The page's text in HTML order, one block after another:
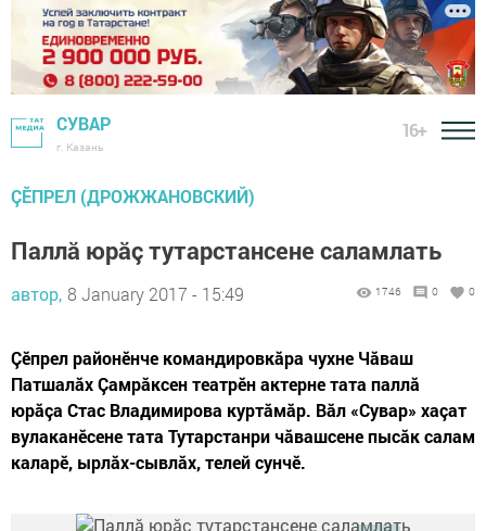
СУВАР
г. Казань
16+
ÇĔПРЕЛ (ДРОЖЖАНОВСКИЙ)
Паллă юрăç тутарстансене саламлать
автор, 8 January 2017 - 15:49 1746 0 0
Çӗпрел районӗнче командировкăра чухне Чăваш
Патшалăх Çамрăксен театрӗн актерне тата паллă
юрăçа Стас Владимирова куртăмăр. Вăл «Сувар» хаçат
вулаканӗсене тата Тутарстанри чăвашсене пысăк салам
каларӗ, ырлăх-сывлăх, телей сунчӗ.